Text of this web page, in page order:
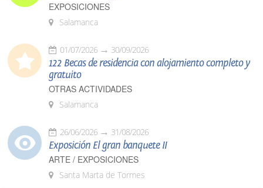
EXPOSICIONES
Salamanca
01/07/2026 30/09/2026
122 Becas de residencia con alojamiento completo y
gratuito
OTRAS ACTIVIDADES
Salamanca
26/06/2026 31/08/2026
Exposición El gran banquete II
ARTE / EXPOSICIONES
Santa Marta de Tormes